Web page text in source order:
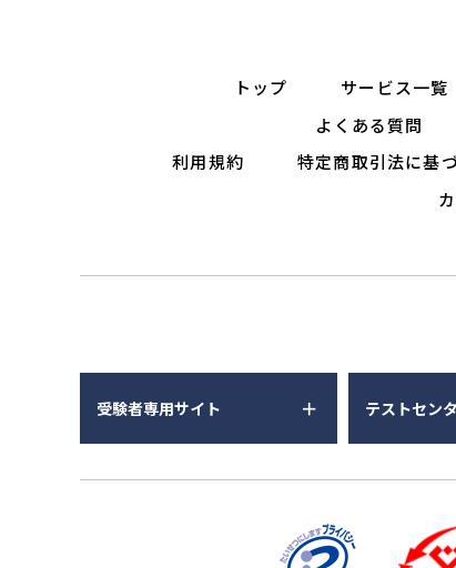
トップ サービス一覧
よくある質問
利用規約
特定商取引法に基
受験者専用サイト テストセン